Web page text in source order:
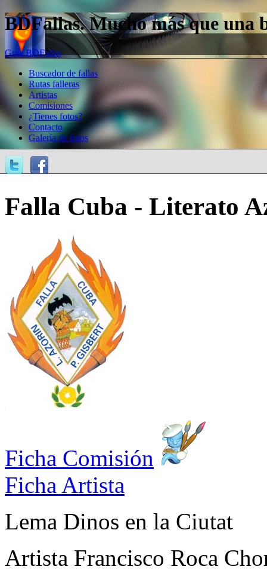
BDFallas. Mucho más que una
Guía BDFallas
Buscador de fallas
Rutas falleras
Artistas
Comisiones
¿Tienes fotos?
Contacto
Galería de fotos
Falla Cuba - Literato
Ficha Comisión
Ficha Artista
Lema Dinos en la Ciutat
Artista Francisco Roca